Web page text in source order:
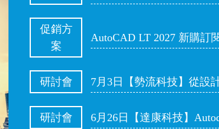
促銷方
案
AutoCAD LT 2027 新購訂
研討會 7月3日【勢流科技】從設
研討會 6月26日【達康科技】